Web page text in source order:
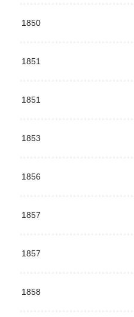
1850
1851
1851
1853
1856
1857
1857
1858